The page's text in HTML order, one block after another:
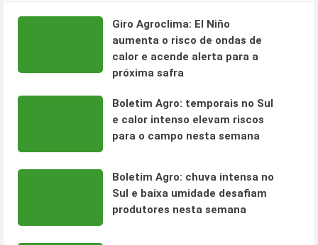
Giro Agroclima: El Niño
aumenta o risco de ondas de
calor e acende alerta para a
próxima safra
Boletim Agro: temporais no Sul
e calor intenso elevam riscos
para o campo nesta semana
Boletim Agro: chuva intensa no
Sul e baixa umidade desafiam
produtores nesta semana